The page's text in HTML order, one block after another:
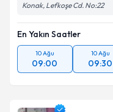
Konak, Lefkoşe Cd. No:22
En Yakın Saatler
10 Ağu
09:00
10 Ağu
09:30